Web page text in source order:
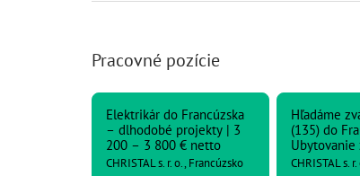
Pracovné pozície
Elektrikár do Francúzska
– dlhodobé projekty | 3
200 – 3 800 € netto
CHRISTAL s. r. o., Francúzsko
Hľadáme
(135) do
Ubytovanie
CHRISTAL s.